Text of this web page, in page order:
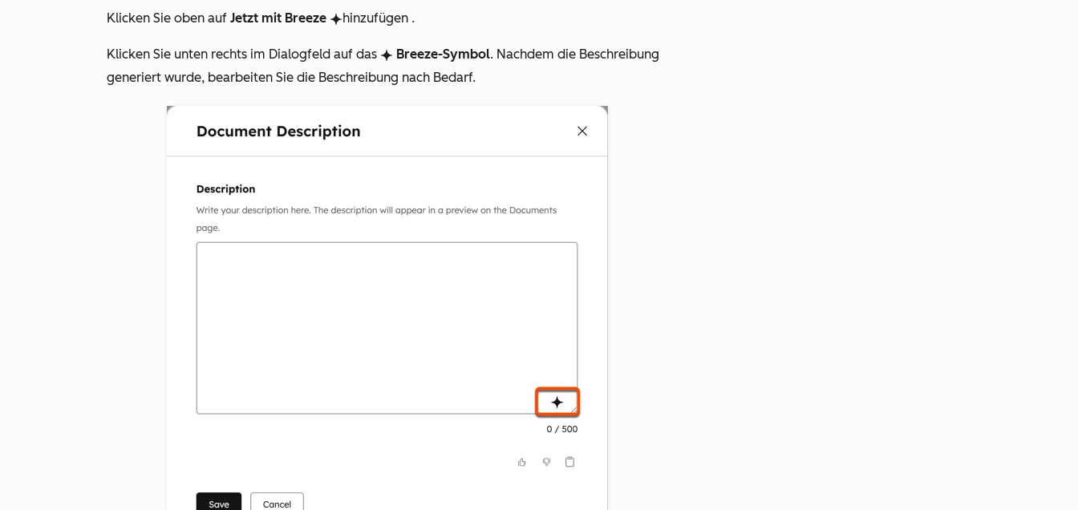
Klicken Sie oben auf Jetzt mit Breeze breezeSingleStarhinzufügen .
Klicken Sie unten rechts im Dialogfeld auf das breezeSingleStar Breeze-Symbol. Nachdem die Beschreibung
generiert wurde, bearbeiten Sie die Beschreibung nach Bedarf.